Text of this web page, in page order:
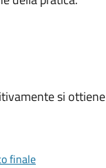
si ottiene
finale